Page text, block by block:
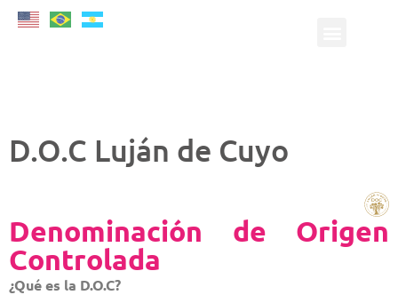
D.O.C Luján de Cuyo
Denominación de Origen
Controlada
¿Qué es la D.O.C?